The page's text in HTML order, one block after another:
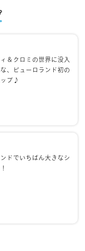
＆クロミの世界に没入
、ピューロランド初の
ップ♪
ドでいちばん大きなシ